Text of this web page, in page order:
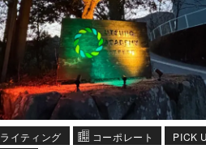
ライティング コーポレート
PICK